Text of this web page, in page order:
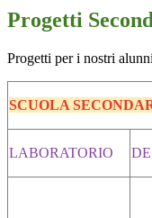
Progetti
Progetti per i nostri
SCUOLA
LABORATORIO